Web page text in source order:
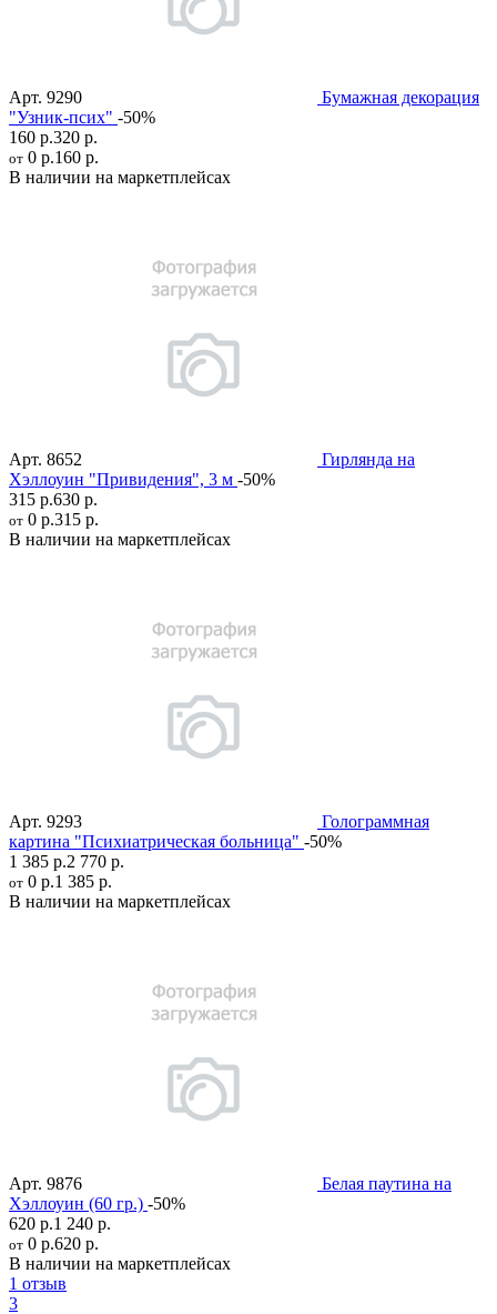
Арт. 9290
Бумажная декорация
"Узник-псих" -50%
160 р.320 р.
от 0 р.160 р.
В наличии на маркетплейсах
Арт. 8652
Гирлянда на
Хэллоуин "Привидения", 3 м -50%
315 р.630 р.
от 0 р.315 р.
В наличии на маркетплейсах
Арт. 9293
Голограммная
картина "Психиатрическая больница" -50%
1 385 р.2 770 р.
от 0 р.1 385 р.
В наличии на маркетплейсах
Арт. 9876
Белая паутина на
Хэллоуин (60 гр.) -50%
620 р.1 240 р.
от 0 р.620 р.
В наличии на маркетплейсах
1 отзыв
3